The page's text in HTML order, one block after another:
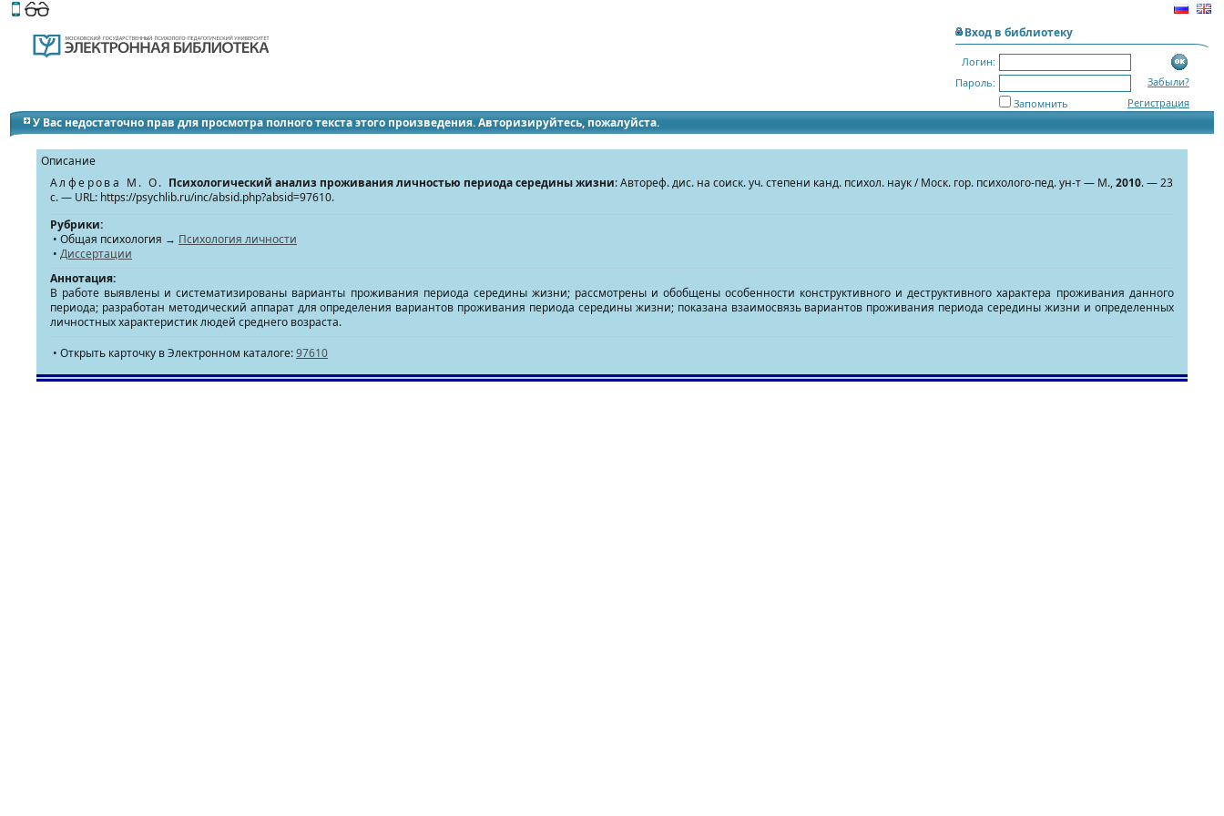
Этот сайт поддерживает
Вход в библиотеку
Логин:
Пароль:
Забыли?
Регистрация
Запомнить
У Вас недостаточно прав для просмотра полного текста этого произведения. Авторизируйтесь, пожалуйста.
Описание
Алферова М. О. Психологический анализ проживания личностью периода середины жизни: Автореф. дис. на соиск. уч. степени канд. психол. наук / Моск. гор. психолого-пед. ун-т — М.,2010. — 23
с. — URL: https://psychlib.ru/inc/absid.php?absid=97610.
Рубрики:
• Общая психология → Психология личности
• Диссертации
Аннотация:
В работе выявлены и систематизированы варианты проживания периода середины жизни; рассмотрены и обобщены особенности конструктивного и деструктивного характера проживания данного
периода; разработан методический аппарат для определения вариантов проживания периода середины жизни; показана взаимосвязь вариантов проживания периода середины жизни и определенных
личностных характеристик людей среднего возраста.
• Открыть карточку в Электронном каталоге:97610